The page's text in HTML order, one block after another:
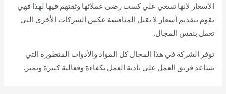
الأسعار لأنها تسعي علي كسب رضى عملائها وثقتهم فيها لهذا فهي
تقوم بتقديم أسعار لا تقبل المنافسة عكس الشركات الأخرى التي
تعمل بنفس المجال.
توفر الشركة في هذا المجال كل المواد والأدوات المتطورة التي
تساعد فريق العمل على تأدية العمل بكفاءة وفعالية كبيرة وتميز.